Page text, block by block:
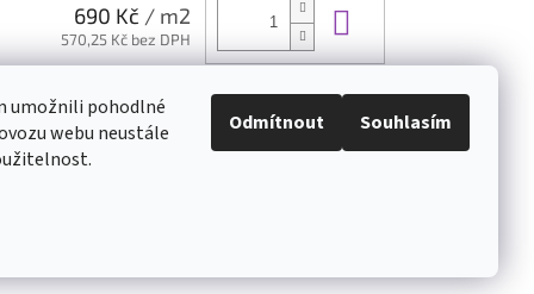
umožnili pohodlné
webu neustále
Odmítnout Souhlasím
690 Kč / m2
570,25 Kč bez DPH
1 300 Kč/ m2
1 074,38 Kč bez DPH
Do košíku